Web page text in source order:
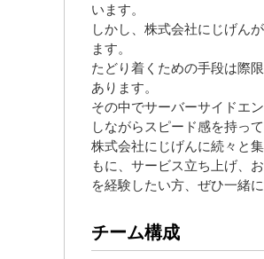
います。
しかし、株式会社にじげん
ます。
たどり着くための手段は際
あります。
その中でサーバーサイドエ
しながらスピード感を持っ
株式会社にじげんに続々と
もに、サービス立ち上げ、
を経験したい方、ぜひ一緒
チーム構成